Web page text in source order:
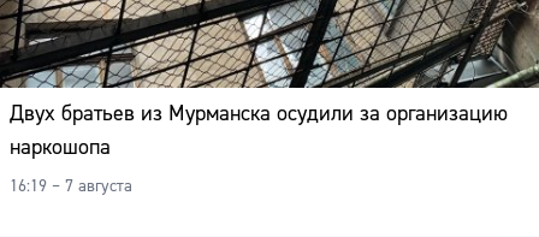
Двух братьев из Мурманска осудили за организацию
наркошопа
16:19 – 7 августа